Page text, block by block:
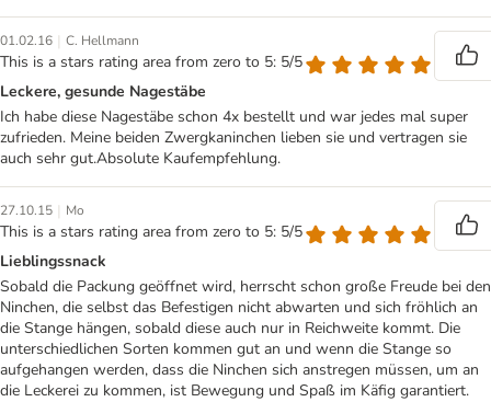
01.02.16 | C. Hellmann
This is a stars rating area from zero to 5: 5/5
Leckere, gesunde Nagestäbe
Ich habe diese Nagestäbe schon 4x bestellt und war jedes mal super
zufrieden. Meine beiden Zwergkaninchen lieben sie und vertragen sie
auch sehr gut.Absolute Kaufempfehlung.
27.10.15 | Mo
This is a stars rating area from zero to 5: 5/5
Lieblingssnack
Sobald die Packung geöffnet wird, herrscht schon große Freude bei den
Ninchen, die selbst das Befestigen nicht abwarten und sich fröhlich an
die Stange hängen, sobald diese auch nur in Reichweite kommt. Die
unterschiedlichen Sorten kommen gut an und wenn die Stange so
aufgehangen werden, dass die Ninchen sich anstregen müssen, um an
die Leckerei zu kommen, ist Bewegung und Spaß im Käfig garantiert.